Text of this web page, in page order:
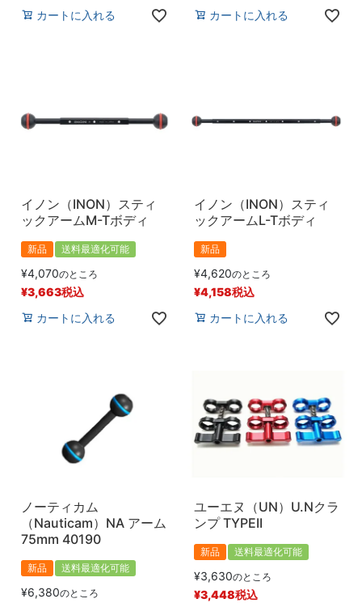
カートに入れる
カートに入れる
イノン（INON）スティ
ックアームM-Tボディ
新品 送料最適化可能
¥4,070のところ
¥3,663税込
カートに入れる
イノン（INON）スティ
ックアームL-Tボディ
新品
¥4,620のところ
¥4,158税込
カートに入れる
ノーティカム
（Nauticam）NA アーム
75mm 40190
新品 送料最適化可能
¥6,380のところ
ユーエヌ（UN）U.Nクラ
ンプ TYPEII
新品 送料最適化可能
¥3,630のところ
¥3,448税込